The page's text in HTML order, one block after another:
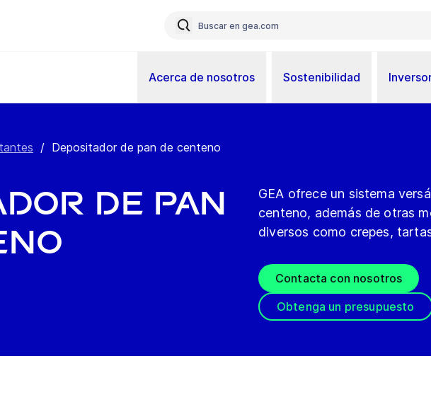
Acerca de nosotros Sostenibilidad
/ Depositador de pan de centeno
de pan
GEA ofrece un sistema
centeno, además de otras
diversos como crepes,
Contacta con nosotros
Obtenga un presupuesto